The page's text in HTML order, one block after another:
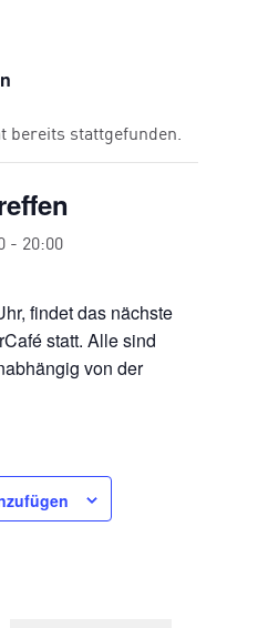
bereits stattgefunden.
- 20:00
findet das nächste
statt. Alle sind
von der